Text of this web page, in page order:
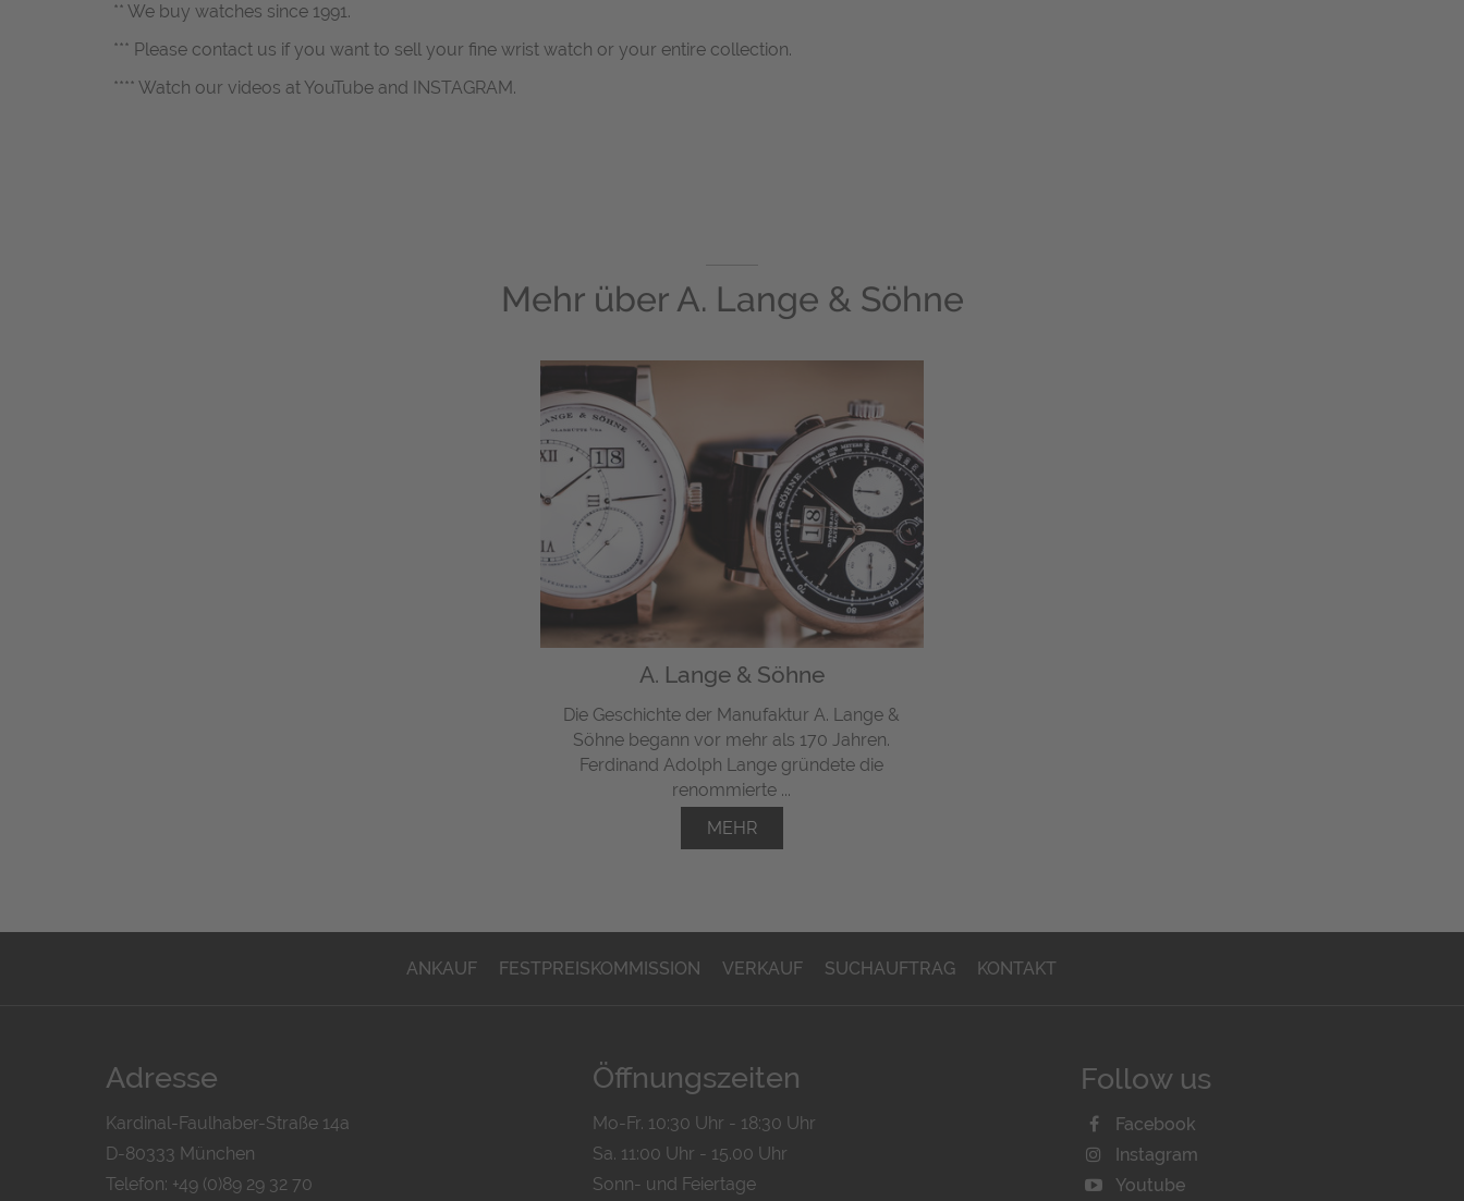
** We buy watches since 1991.
*** Please contact us if you want to sell your fine wrist watch or your entire collection.
**** Watch our videos at YouTube and INSTAGRAM.
Mehr über A. Lange & Söhne
A. Lange & Söhne
Die Geschichte der Manufaktur A. Lange &
Söhne begann vor mehr als 170 Jahren.
Ferdinand Adolph Lange gründete die
renommierte ...
MEHR
ANKAUF FESTPREISKOMMISSION VERKAUF SUCHAUFTRAG KONTAKT
Adresse
Kardinal-Faulhaber-Straße 14a
D-80333 München
Telefon: +49 (0)89 29 32 70
Öffnungszeiten
Mo-Fr. 10:30 Uhr - 18:30 Uhr
Sa. 11:00 Uhr - 15.00 Uhr
Sonn- und Feiertage
Follow us
Facebook
Instagram
Youtube